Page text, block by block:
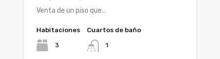
Venta de un piso que…
Habitaciones
3
Cuartos de baño
1